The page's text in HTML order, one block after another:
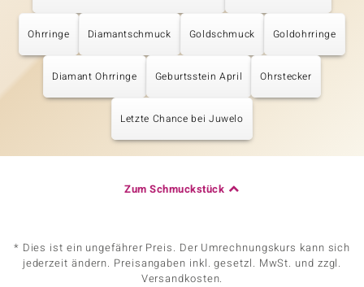
Ohrringe Diamantschmuck Goldschmuck Goldohrringe
Diamant Ohrringe Geburtsstein April Ohrstecker
Letzte Chance bei Juwelo
Zum Schmuckstück
* Dies ist ein ungefährer Preis. Der Umrechnungskurs kann sich
jederzeit ändern. Preisangaben inkl. gesetzl. MwSt. und zzgl.
Versandkosten.